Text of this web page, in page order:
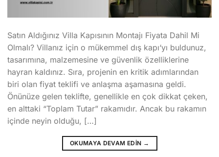
Satın Aldığınız Villa Kapısının Montajı Fiyata Dahil Mi
Olmalı? Villanız için o mükemmel dış kapı‘yı buldunuz,
tasarımına, malzemesine ve güvenlik özelliklerine
hayran kaldınız. Sıra, projenin en kritik adımlarından
biri olan fiyat teklifi ve anlaşma aşamasına geldi.
Önünüze gelen teklifte, genellikle en çok dikkat çeken,
en alttaki “Toplam Tutar” rakamıdır. Ancak bu rakamın
içinde neyin olduğu, […]
OKUMAYA DEVAM EDIN →